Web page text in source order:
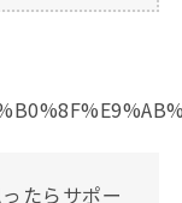
たらサポー